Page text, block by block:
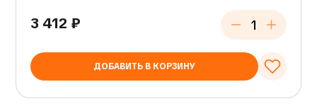
3 412 ₽
ДОБАВИТЬ В КОРЗИНУ